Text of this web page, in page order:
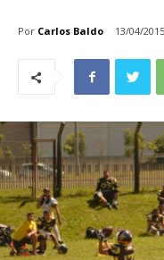
Por Carlos Baldo 13/04/2015